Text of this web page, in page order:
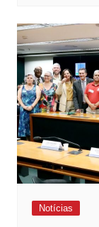
Notícias